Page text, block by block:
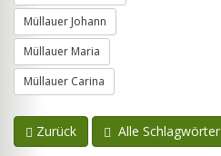
Müllauer Johann
Müllauer Maria
Müllauer Carina
Zurück Alle Schlagwörter